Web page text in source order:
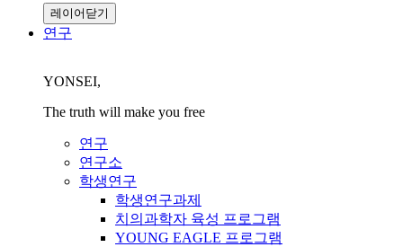
레이어닫기
연구
YONSEI,
The truth will make you free
연구
연구소
학생연구
학생연구과제
치의과학자 육성 프로그램
YOUNG EAGLE 프로그램